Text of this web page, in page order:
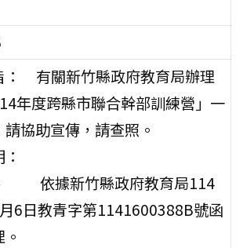
： 有關新竹縣政府教育局辦理
年度跨縣市聯合幹部訓練營」一
請協助宣傳，請查照。
依據新竹縣政府教育局114
6日教青字第1141600388B號函